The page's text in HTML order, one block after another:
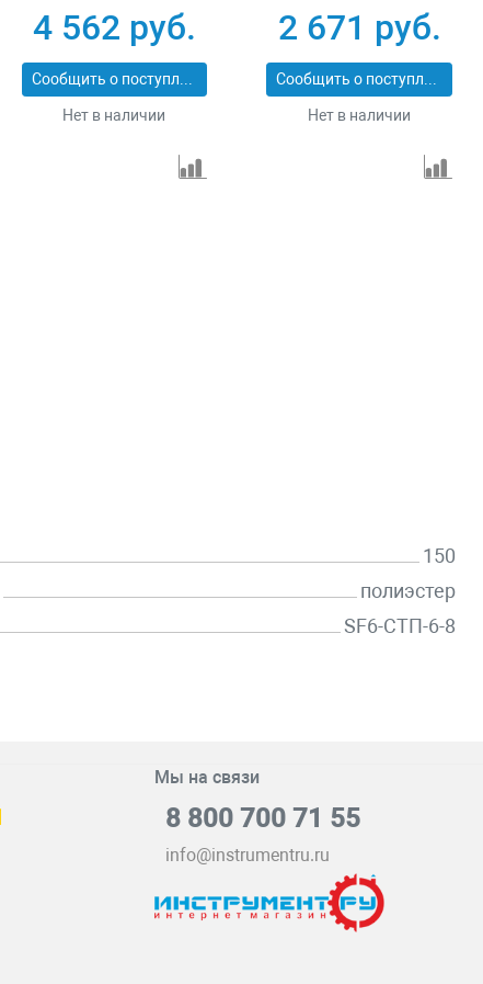
43555-5-6
4 562 руб.
Сообщить о поступлении
Нет в наличии
43555-5-3
2 671 руб.
Сообщить о поступлении
Нет в наличии
150
полиэстер
SF6-СТП-6-8
Мы на связи
8 800 700 71 55
info@instrumentru.ru